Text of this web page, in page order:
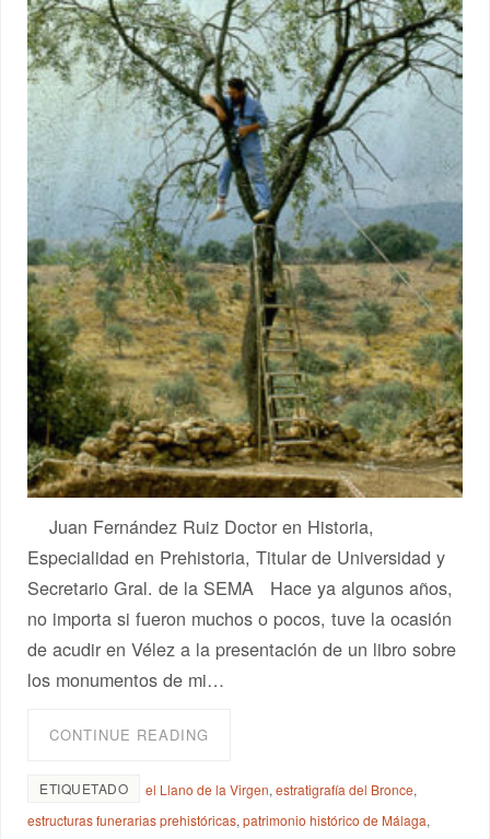
Juan Fernández Ruiz Doctor en Historia,
Especialidad en Prehistoria, Titular de Universidad y
Secretario Gral. de la SEMA Hace ya algunos años,
no importa si fueron muchos o pocos, tuve la ocasión
de acudir en Vélez a la presentación de un libro sobre
los monumentos de mi…
CONTINUE READING
ETIQUETADO el Llano de la Virgen,estratigrafía del Bronce,
estructuras funerarias prehistóricas,patrimonio histórico de Málaga,